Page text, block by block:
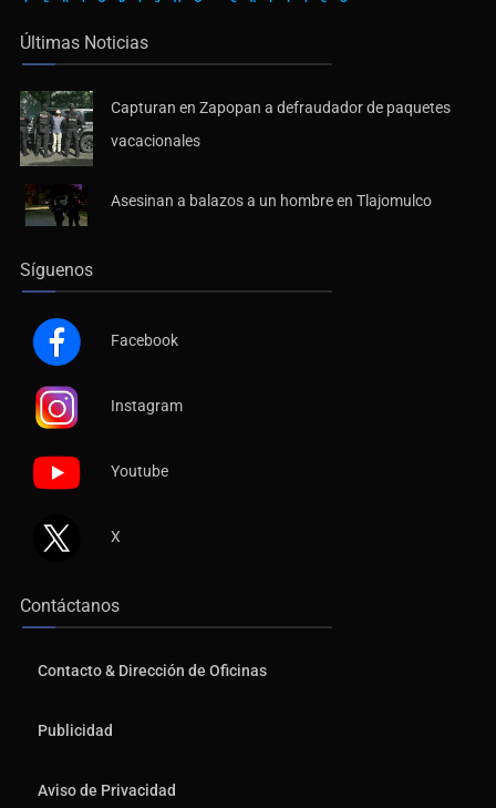
Últimas Noticias
Capturan en Zapopan a defraudador de paquetes
vacacionales
Asesinan a balazos a un hombre en Tlajomulco
Síguenos
Facebook
Instagram
Youtube
X
Contáctanos
Contacto & Dirección de Oficinas
Publicidad
Aviso de Privacidad